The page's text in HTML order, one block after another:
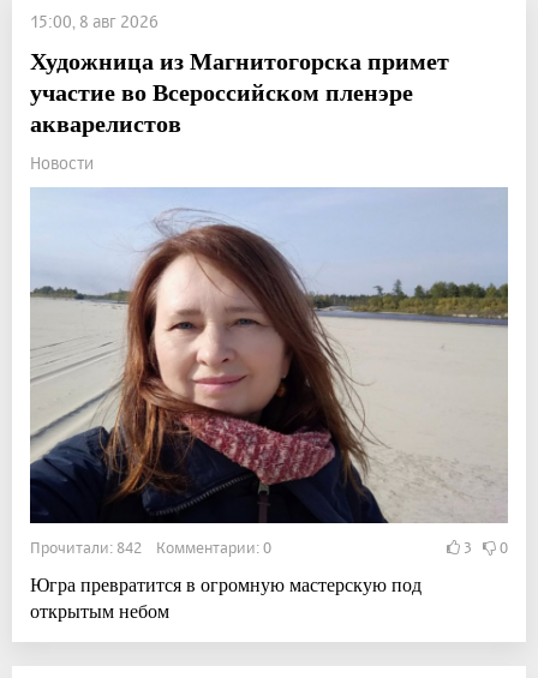
15:00, 8 авг 2026
Художница из Магнитогорска примет
участие во Всероссийском пленэре
акварелистов
Новости
Прочитали: 842 Комментарии: 0 3 0
Югра превратится в огромную мастерскую под
открытым небом